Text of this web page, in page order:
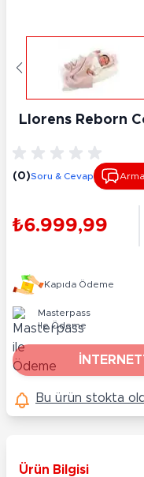
Llorens Reborn
(0)Soru & Cevap
₺6.999,99
Kapıda Ödeme
Masterpass
ile Ödeme
Bu ürün stokta
Ürün Bilgisi